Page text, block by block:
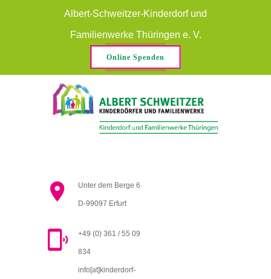
Albert-Schweitzer-Kinderdorf und
Familienwerke Thüringen e. V.
Online Spenden
Unter dem Berge 6
D-99097 Erfurt
+49 (0) 361 / 55 09
834
info[at]kinderdorf-